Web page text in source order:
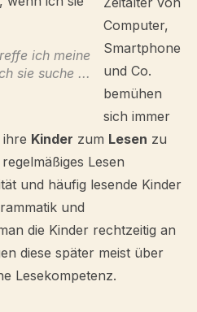
ich meine
sie suche ...
Computer,
Smartphone
und Co.
bemühen
sich immer
Kinder zum Lesen zu
Lesen
und häufig lesende Kinder
und
die Kinder rechtzeitig an
diese später meist über
Lesekompetenz.